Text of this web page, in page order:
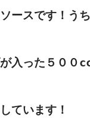
ースです！う
入った５００
ています！